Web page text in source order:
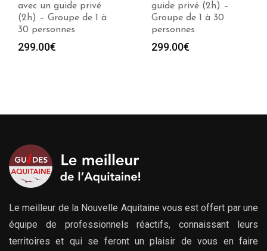
guide privé (2h) –
Groupe de 1 à 30
personnes
299.00€
Visiter Saint-Paul-de-
Vence avec un guide
privé (2h) – Groupe
de 1 à 30 personnes
Le meilleur de la Nouvelle Aquitaine vous est offert par une
équipe de professionnels réactifs, connaissant leurs
territoires et qui se feront un plaisir de vous en faire